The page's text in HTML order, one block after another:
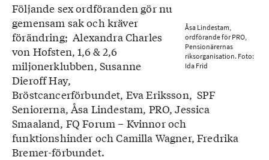
Åsa Lindestam,
ordförande för PRO,
Pensionärernas
riksorganisation. Foto:
Ida Frid
Följande sex ordföranden gör nu
gemensam sak och kräver
förändring; Alexandra Charles
von Hofsten, 1,6 & 2,6
miljonerklubben, Susanne
Dieroff Hay,
Bröstcancerförbundet, Eva Eriksson, SPF
Seniorerna, Åsa Lindestam, PRO, Jessica
Smaaland, FQ Forum – Kvinnor och
funktionshinder och Camilla Wagner, Fredrika
Bremer-förbundet.